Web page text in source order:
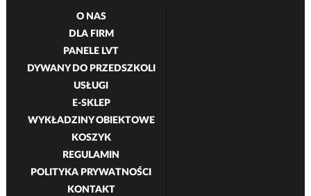
O NAS
DLA FIRM
PANELE LVT
DYWANY DO PRZEDSZKOLI
USŁUGI
E-SKLEP
WYKŁADZINY OBIEKTOWE
KOSZYK
REGULAMIN
POLITYKA PRYWATNOŚCI
KONTAKT